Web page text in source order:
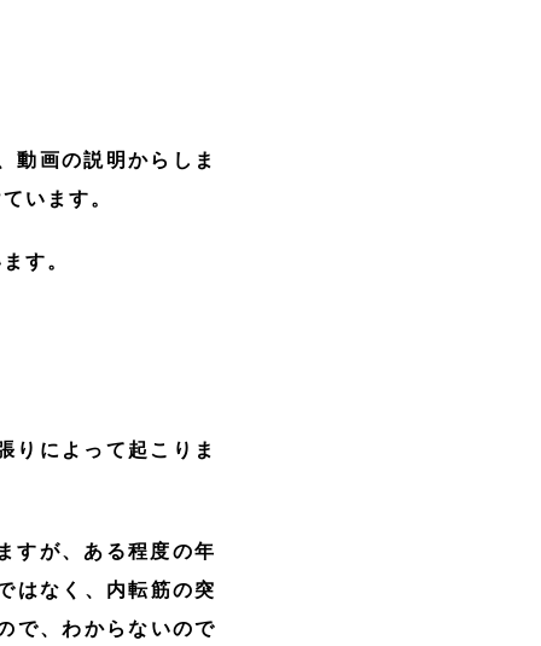
動画の説明からしま
います。
す。
によって起こりま
すが、ある程度の年
はなく、内転筋の突
で、わからないので